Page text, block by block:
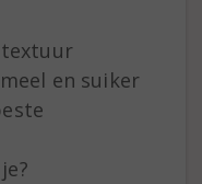
en suiker